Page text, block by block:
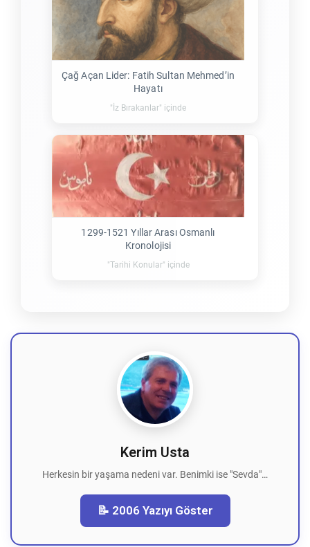
Çağ Açan Lider: Fatih Sultan Mehmed’in
Hayatı
"İz Bırakanlar" içinde
1299-1521 Yıllar Arası Osmanlı
Kronolojisi
"Tarihi Konular" içinde
Kerim Usta
Herkesin bir yaşama nedeni var. Benimki ise "Sevda"…
📝 2006 Yazıyı Göster